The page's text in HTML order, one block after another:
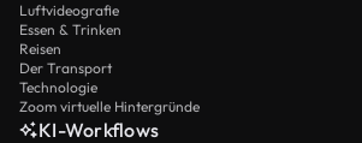
Luftvideografie
Essen & Trinken
Reisen
Der Transport
Technologie
Zoom virtuelle Hintergründe
KI-Workflows